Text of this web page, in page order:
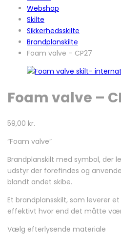
Webshop
Skilte
Sikkerhedsskilte
Brandplanskilte
Foam valve – CP27
Foam valve –
59,00 kr.
“Foam valve”
Brandplanskilt med symbol, der
udstyr der forefindes og
blandt andet skibe.
Et brandplansskilt, som leverer
effektivt hvor end det måtte
Vælg efterlysende materiale